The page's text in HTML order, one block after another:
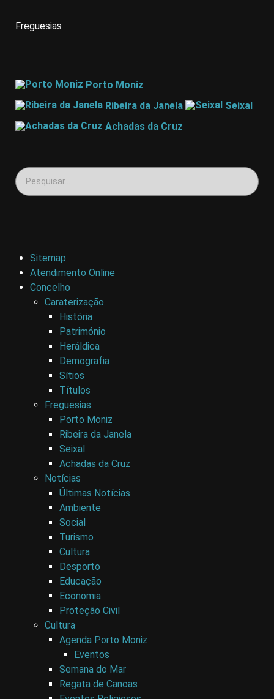
Freguesias
Porto Moniz
Ribeira da Janela
Seixal
Achadas da Cruz
Sitemap
Atendimento Online
Concelho
Caraterização
História
Património
Heráldica
Demografia
Sítios
Títulos
Freguesias
Porto Moniz
Ribeira da Janela
Seixal
Achadas da Cruz
Notícias
Últimas Notícias
Ambiente
Social
Turismo
Cultura
Desporto
Educação
Economia
Proteção Civil
Cultura
Agenda Porto Moniz
Eventos
Semana do Mar
Regata de Canoas